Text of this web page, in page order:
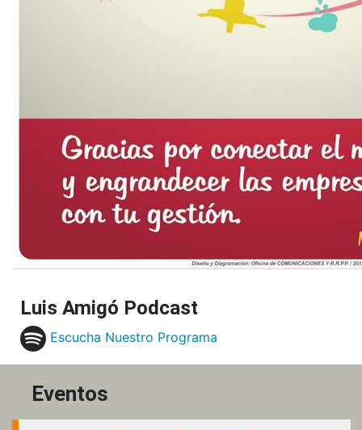
Luis Amigó Podcast
Escucha Nuestro Programa
Eventos